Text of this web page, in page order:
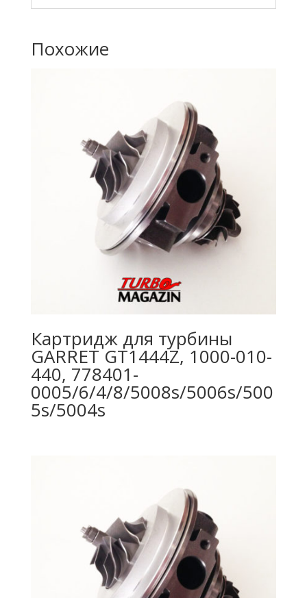
Похожие
Картридж для турбины
GARRET GT1444Z, 1000-010-
440, 778401-
0005/6/4/8/5008s/5006s/500
5s/5004s